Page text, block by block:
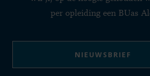
per opleiding een BUas
NIEUWSBRIEF